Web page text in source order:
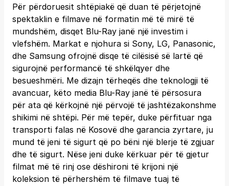
Për përdoruesit shtëpiakë që duan të përjetojnë
spektaklin e filmave në formatin më të mirë të
mundshëm, disqet Blu-Ray janë një investim i
vlefshëm. Markat e njohura si Sony, LG, Panasonic,
dhe Samsung ofrojnë disqe të cilësisë së lartë që
sigurojnë performancë të shkëlqyer dhe
besueshmëri. Me dizajn tërheqës dhe teknologji të
avancuar, këto media Blu-Ray janë të përsosura
për ata që kërkojnë një përvojë të jashtëzakonshme
shikimi në shtëpi. Për më tepër, duke përfituar nga
transporti falas në Kosovë dhe garancia zyrtare, ju
mund të jeni të sigurt që po bëni një blerje të zgjuar
dhe të sigurt. Nëse jeni duke kërkuar për të gjetur
filmat më të rinj ose dëshironi të krijoni një
koleksion të përhershëm të filmave tuaj të